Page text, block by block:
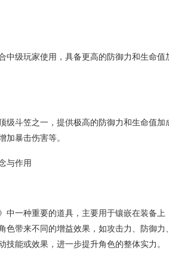
级玩家使用，具备更高的防御力和生命值
斗笠之一，提供极高的防御力和生命值加
加暴击伤害等。
与作用
一种重要的道具，主要用于镶嵌在装备上
色带来不同的增益效果，如攻击力、防御力
技能或效果，进一步提升角色的整体实力。